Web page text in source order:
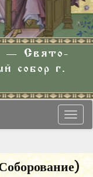
— Свято-
собор г.